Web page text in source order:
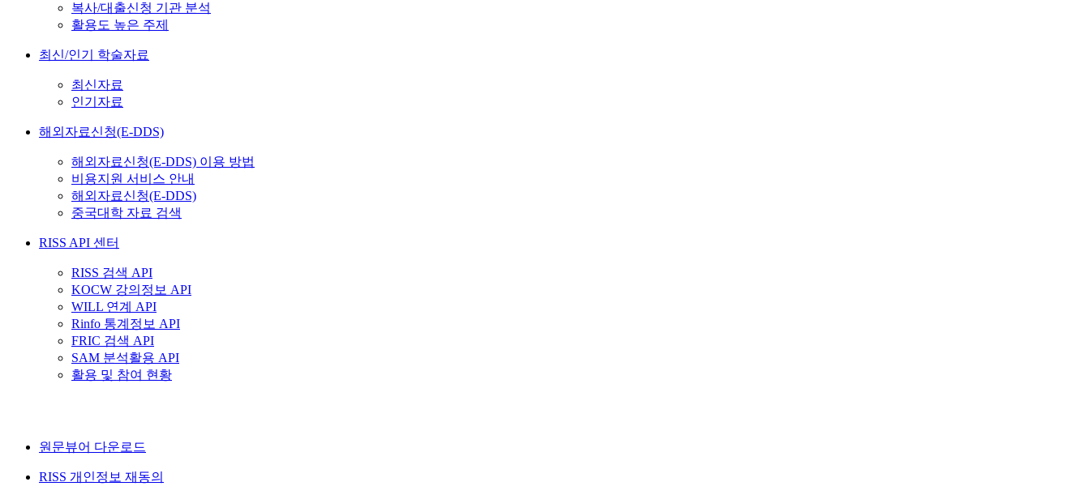
복사/대출신청 기관 분석
활용도 높은 주제
최신/인기 학술자료
최신자료
인기자료
해외자료신청(E-DDS)
해외자료신청(E-DDS) 이용 방법
비용지원 서비스 안내
해외자료신청(E-DDS)
중국대학 자료 검색
RISS API 센터
RISS 검색 API
KOCW 강의정보 API
WILL 연계 API
Rinfo 통계정보 API
FRIC 검색 API
SAM 분석활용 API
활용 및 참여 현황
원문뷰어 다운로드
RISS 개인정보 재동의